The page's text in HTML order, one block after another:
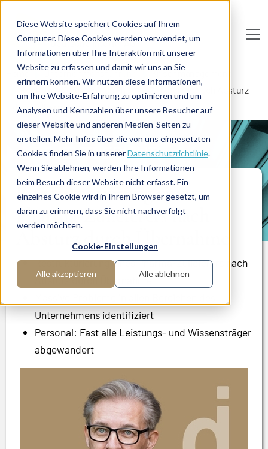
Diese Website speichert Cookies auf Ihrem
Computer. Diese Cookies werden verwendet, um
Informationen über Ihre Interaktion mit unserer
Website zu erfassen und damit wir uns an Sie
erinnern können. Wir nutzen diese Informationen,
um Ihre Website-Erfahrung zu optimieren und um
Analysen und Kennzahlen über unsere Besucher auf
dieser Website und anderen Medien-Seiten zu
erstellen. Mehr Infos über die von uns eingesetzten
Cookies finden Sie in unsererDatenschutzrichtlinie.
Wenn Sie ablehnen, werden Ihre Informationen
beim Besuch dieser Website nicht erfasst. Ein
einzelnes Cookie wird in Ihrem Browser gesetzt, um
daran zu erinnern, dass Sie nicht nachverfolgt
werden möchten.
Cookie-Einstellungen
Alle akzeptieren Alle ablehnen
Deutsc he InterimAG
Home Unternehmensführung
Krisenmanagement
Restrukturierung eines Pharma-Zulieferers nach Absturz
durch Übernahme
PROJEKTBERICHT
Restrukturierung eines
Pharma-Zulieferers nach
Absturz durch Übernahme
Restrukturierung eines Pharma-Zulieferers nach
Absturz durch Übernahme
Unternehmens identifiziert
Personal: Fast alle Leistungs- und Wissensträger
abgewandert